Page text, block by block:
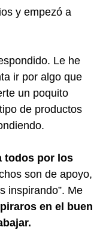
y empezó a
Le he
ir por algo que
un poquito
de productos
todos por los
son de apoyo,
inspirando”. Me
en el buen